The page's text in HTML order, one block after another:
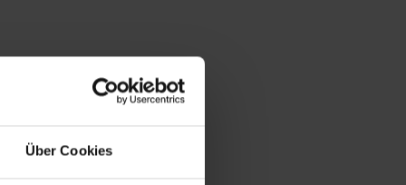
Über Cookies